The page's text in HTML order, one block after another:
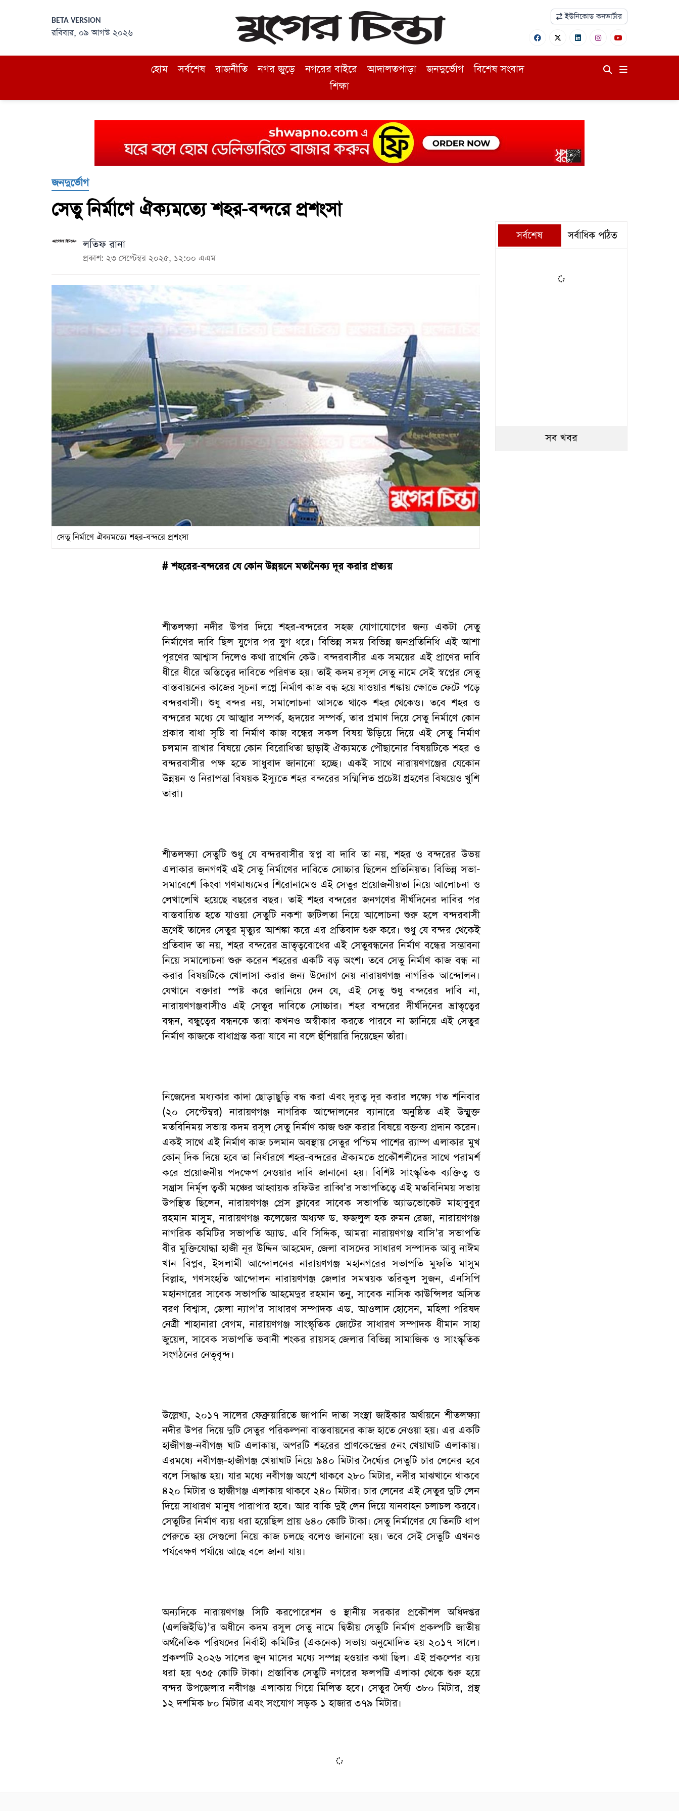
BETA VERSION
রবিবার, ০৯ আগস্ট ২০২৬
ইউনিকোড কনভার্টার
হোম সর্বশেষ রাজনীতি নগর জুড়ে নগরের বাইরে আদালতপাড়া জনদুর্ভোগ
বিশেষ সংবাদ
শিক্ষা
জনদুর্ভোগ
সেতু নির্মাণে ঐক্যমত্যে শহর-বন্দরে প্রশংসা
লতিফ রানা
প্রকাশ: ২৩ সেপ্টেম্বর ২০২৫, ১২:০০ এএম
সেতু নির্মাণে ঐক্যমত্যে শহর-বন্দরে প্রশংসা
# শহরের-বন্দরের যে কোন উন্নয়নে মতানৈক্য দূর করার প্রত্যয়
শীতলক্ষ্যা নদীর উপর দিয়ে শহর-বন্দরের সহজ যোগাযোগের জন্য একটা সেতু
নির্মাণের দাবি ছিল যুগের পর যুগ ধরে। বিভিন্ন সময় বিভিন্ন জনপ্রতিনিধি এই আশা
পূরণের আশ্বাস দিলেও কথা রাখেনি কেউ। বন্দরবাসীর এক সময়ের এই প্রাণের দাবি
ধীরে ধীরে অস্তিত্বের দাবিতে পরিণত হয়। তাই কদম রসূল সেতু নামে সেই স্বপ্নের সেতু
বাস্তবায়নের কাজের সূচনা লগ্নে নির্মাণ কাজ বন্ধ হয়ে যাওয়ার শঙ্কায় ক্ষোভে ফেটে পড়ে
বন্দরবাসী। শুধু বন্দর নয়, সমালোচনা আসতে থাকে শহর থেকেও। তবে শহর ও
বন্দরের মধ্যে যে আত্মার সম্পর্ক, হৃদয়ের সম্পর্ক, তার প্রমাণ দিয়ে সেতু নির্মাণে কোন
প্রকার বাধা সৃষ্টি বা নির্মাণ কাজ বন্ধের সকল বিষয় উড়িয়ে দিয়ে এই সেতু নির্মাণ
চলমান রাখার বিষয়ে কোন বিরোধিতা ছাড়াই ঐক্যমতে পৌছানোর বিষয়টিকে শহর ও
বন্দরবাসীর পক্ষ হতে সাধুবাদ জানানো হচ্ছে। একই সাথে নারায়ণগঞ্জের যেকোন
উন্নয়ন ও নিরাপত্তা বিষয়ক ইস্যুতে শহর বন্দরের সম্মিলিত প্রচেষ্টা গ্রহণের বিষয়েও খুশি
তারা।
শীতলক্ষ্যা সেতুটি শুধু যে বন্দরবাসীর স্বপ্ন বা দাবি তা নয়, শহর ও বন্দরের উভয়
এলাকার জনগণই এই সেতু নির্মাণের দাবিতে সোচ্চার ছিলেন প্রতিনিয়ত। বিভিন্ন সভা-
সমাবেশে কিংবা গণমাধ্যমের শিরোনামেও এই সেতুর প্রয়োজনীয়তা নিয়ে আলোচনা ও
লেখালেখি হয়েছে বছরের বছর। তাই শহর বন্দরের জনগণের দীর্ঘদিনের দাবির পর
বাস্তবায়িত হতে যাওয়া সেতুটি নকশা জটিলতা নিয়ে আলোচনা শুরু হলে বন্দরবাসী
ভ্রণেই তাদের সেতুর মৃত্যুর আশঙ্কা করে এর প্রতিবাদ শুরু করে। শুধু যে বন্দর থেকেই
প্রতিবাদ তা নয়, শহর বন্দরের ভ্রাতৃত্ববোধের এই সেতুবন্ধনের নির্মাণ বন্ধের সম্ভাবনা
নিয়ে সমালোচনা শুরু করেন শহরের একটি বড় অংশ। তবে সেতু নির্মাণ কাজ বন্ধ না
করার বিষয়টিকে খোলাসা করার জন্য উদ্যোগ নেয় নারায়ণগঞ্জ নাগরিক আন্দোলন।
যেখানে বক্তারা স্পষ্ট করে জানিয়ে দেন যে, এই সেতু শুধু বন্দরের দাবি না,
নারায়ণগঞ্জবাসীও এই সেতুর দাবিতে সোচ্চার। শহর বন্দরের দীর্ঘদিনের ভ্রাতৃত্বের
বন্ধন, বন্ধুত্বের বন্ধনকে তারা কখনও অস্বীকার করতে পারবে না জানিয়ে এই সেতুর
নির্মাণ কাজকে বাধাগ্রস্ত করা যাবে না বলে হুঁশিয়ারি দিয়েছেন তাঁরা।
নিজেদের মধ্যকার কাদা ছোড়াছুড়ি বন্ধ করা এবং দূরত্ব দূর করার লক্ষ্যে গত শনিবার
(২০ সেপ্টেম্বর) নারায়ণগঞ্জ নাগরিক আন্দোলনের ব্যানারে অনুষ্ঠিত এই উম্মুক্ত
মতবিনিময় সভায় কদম রসূল সেতু নির্মাণ কাজ শুরু করার বিষয়ে বক্তব্য প্রদান করেন।
একই সাথে এই নির্মাণ কাজ চলমান অবস্থায় সেতুর পশ্চিম পাশের র‌্যাম্প এলাকার মুখ
কোন্ দিক দিয়ে হবে তা নির্ধারণে শহর-বন্দরের ঐক্যমতে প্রকৌশলীদের সাথে পরামর্শ
করে প্রয়োজনীয় পদক্ষেপ নেওয়ার দাবি জানানো হয়। বিশিষ্ট সাংস্কৃতিক ব্যক্তিত্ব ও
সন্ত্রাস নির্মূল ত্বকী মঞ্চের আহ্বায়ক রফিউর রাব্বি’র সভাপতিত্বে এই মতবিনিময় সভায়
উপস্থিত ছিলেন, নারায়ণগঞ্জ প্রেস ক্লাবের সাবেক সভাপতি অ্যাডভোকেট মাহাবুবুর
রহমান মাসুম, নারায়ণগঞ্জ কলেজের অধ্যক্ষ ড. ফজলুল হক রুমন রেজা, নারায়ণগঞ্জ
নাগরিক কমিটির সভাপতি অ্যাড. এবি সিদ্দিক, আমরা নারায়ণগঞ্জ বাসি’র সভাপতি
বীর মুক্তিযোদ্ধা হাজী নূর উদ্দিন আহমেদ, জেলা বাসদের সাধারণ সম্পাদক আবু নাঈম
খান বিপ্লব, ইসলামী আন্দোলনের নারায়ণগঞ্জ মহানগরের সভাপতি মুফতি মাসুম
বিল্লাহ, গণসংহতি আন্দোলন নারায়ণগঞ্জ জেলার সমন্বয়ক তরিকুল সুজন, এনসিপি
মহানগরের সাবেক সভাপতি আহমেদুর রহমান তনু, সাবেক নাসিক কাউন্সিলর অসিত
বরণ বিশ্বাস, জেলা ন্যাপ’র সাধারণ সম্পাদক এড. আওলাদ হোসেন, মহিলা পরিষদ
নেত্রী শাহানারা বেগম, নারায়ণগঞ্জ সাংস্কৃতিক জোটের সাধারণ সম্পাদক ধীমান সাহা
জুয়েল, সাবেক সভাপতি ভবানী শংকর রায়সহ জেলার বিভিন্ন সামাজিক ও সাংস্কৃতিক
সংগঠনের নেতৃবৃন্দ।
উল্লেখ্য, ২০১৭ সালের ফেব্রুয়ারিতে জাপানি দাতা সংস্থা জাইকার অর্থায়নে শীতলক্ষ্যা
নদীর উপর দিয়ে দুটি সেতুর পরিকল্পনা বাস্তবায়নের কাজ হাতে নেওয়া হয়। এর একটি
হাজীগঞ্জ-নবীগঞ্জ ঘাট এলাকায়, অপরটি শহরের প্রাণকেন্দ্রের ৫নং খেয়াঘাট এলাকায়।
এরমধ্যে নবীগঞ্জ-হাজীগঞ্জ খেয়াঘাট নিয়ে ৯৪০ মিটার দৈর্ঘ্যের সেতুটি চার লেনের হবে
বলে সিদ্ধান্ত হয়। যার মধ্যে নবীগঞ্জ অংশে থাকবে ২৮০ মিটার, নদীর মাঝখানে থাকবে
৪২০ মিটার ও হাজীগঞ্জ এলাকায় থাকবে ২৪০ মিটার। চার লেনের এই সেতুর দুটি লেন
দিয়ে সাধারণ মানুষ পারাপার হবে। আর বাকি দুই লেন দিয়ে যানবাহন চলাচল করবে।
সেতুটির নির্মাণ ব্যয় ধরা হয়েছিল প্রায় ৬৪০ কোটি টাকা। সেতু নির্মাণের যে তিনটি ধাপ
পেরুতে হয় সেগুলো নিয়ে কাজ চলছে বলেও জানানো হয়। তবে সেই সেতুটি এখনও
পর্যবেক্ষণ পর্যায়ে আছে বলে জানা যায়।
অন্যদিকে নারায়ণগঞ্জ সিটি করপোরেশন ও স্থানীয় সরকার প্রকৌশল অধিদপ্তর
(এলজিইডি)’র অধীনে কদম রসুল সেতু নামে দ্বিতীয় সেতুটি নির্মাণ প্রকল্পটি জাতীয়
অর্থনৈতিক পরিষদের নির্বাহী কমিটির (একনেক) সভায় অনুমোদিত হয় ২০১৭ সালে।
প্রকল্পটি ২০২৬ সালের জুন মাসের মধ্যে সম্পন্ন হওয়ার কথা ছিল। এই প্রকল্পের ব্যয়
ধরা হয় ৭৩৫ কোটি টাকা। প্রস্তাবিত সেতুটি নগরের ফলপট্টি এলাকা থেকে শুরু হয়ে
বন্দর উপজেলার নবীগঞ্জ এলাকায় গিয়ে মিলিত হবে। সেতুর দৈর্ঘ্য ৩৮০ মিটার, প্রস্থ
১২ দশমিক ৮০ মিটার এবং সংযোগ সড়ক ১ হাজার ৩৭৯ মিটার।
সর্বশেষ সর্বাধিক পঠিত
সব খবর